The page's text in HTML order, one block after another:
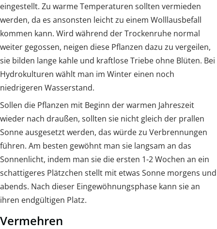
eingestellt. Zu warme Temperaturen sollten vermieden
werden, da es ansonsten leicht zu einem Wolllausbefall
kommen kann. Wird während der Trockenruhe normal
weiter gegossen, neigen diese Pflanzen dazu zu vergeilen,
sie bilden lange kahle und kraftlose Triebe ohne Blüten. Bei
Hydrokulturen wählt man im Winter einen noch
niedrigeren Wasserstand.
Sollen die Pflanzen mit Beginn der warmen Jahreszeit
wieder nach draußen, sollten sie nicht gleich der prallen
Sonne ausgesetzt werden, das würde zu Verbrennungen
führen. Am besten gewöhnt man sie langsam an das
Sonnenlicht, indem man sie die ersten 1-2 Wochen an ein
schattigeres Plätzchen stellt mit etwas Sonne morgens und
abends. Nach dieser Eingewöhnungsphase kann sie an
ihren endgültigen Platz.
Vermehren